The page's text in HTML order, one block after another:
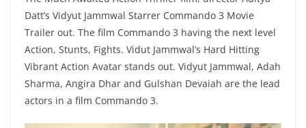
Datt’s Vidyut Jammwal Starrer Commando 3 Movie
Trailer out. The film Commando 3 having the next level
Action, Stunts, Fights. Vidut Jammwal’s Hard Hitting
Vibrant Action Avatar stands out. Vidyut Jammwal, Adah
Sharma, Angira Dhar and Gulshan Devaiah are the lead
actors in a film Commando 3.